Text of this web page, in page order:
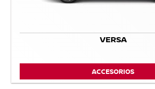
VERSA
ACCESORIOS